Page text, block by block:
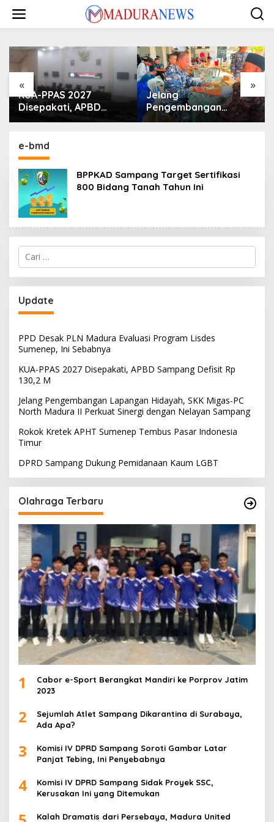
konten
« »
KUA-PPAS 2027
Disepakati, APBD
Sampang Defisit Rp
Jelang
Pengembangan
Lapangan Hidayah,
Nelayan Sampang
e-bmd
BPPKAD Sampang Target Sertifikasi
800 Bidang Tanah Tahun Ini
Cari
untuk:
Update
PPD Desak PLN Madura Evaluasi Program Lisdes
Sumenep, Ini Sebabnya
KUA-PPAS 2027 Disepakati, APBD Sampang Defisit Rp
130,2 M
Jelang Pengembangan Lapangan Hidayah, SKK Migas-PC
North Madura II Perkuat Sinergi dengan Nelayan Sampang
Rokok Kretek APHT Sumenep Tembus Pasar Indonesia
Timur
DPRD Sampang Dukung Pemidanaan Kaum LGBT
Olahraga Terbaru
1
Cabor e-Sport Berangkat Mandiri ke Porprov Jatim
2023
2
Sejumlah Atlet Sampang Dikarantina di Surabaya,
Ada Apa?
3
Komisi IV DPRD Sampang Soroti Gambar Latar
Panjat Tebing, Ini Penyebabnya
4
Komisi IV DPRD Sampang Sidak Proyek SSC,
Kerusakan Ini yang Ditemukan
Kalah Dramatis dari Persebaya, Madura United